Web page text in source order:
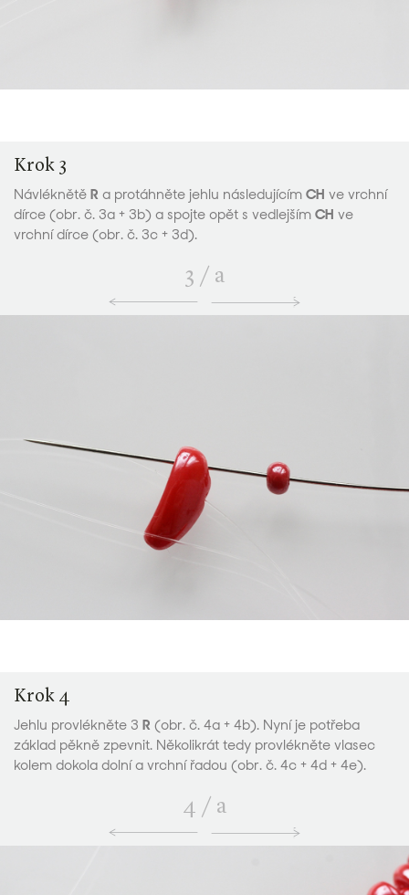
Krok 3
Návléknětě R a protáhněte jehlu následujícím CH ve vrchní
dírce (obr. č. 3a + 3b) a spojte opět s vedlejším CH ve
vrchní dírce (obr. č. 3c + 3d).
3 / a
Krok 4
Jehlu provlékněte 3 R (obr. č. 4a + 4b). Nyní je potřeba
základ pěkně zpevnit. Několikrát tedy provlékněte vlasec
kolem dokola dolní a vrchní řadou (obr. č. 4c + 4d + 4e).
4 / a